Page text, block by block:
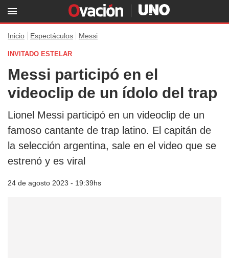
Inicio Espectáculos Messi
INVITADO ESTELAR
Messi participó en el
videoclip de un ídolo del trap
Lionel Messi participó en un videoclip de un
famoso cantante de trap latino. El capitán de
la selección argentina, sale en el video que se
estrenó y es viral
24 de agosto 2023 - 19:39hs